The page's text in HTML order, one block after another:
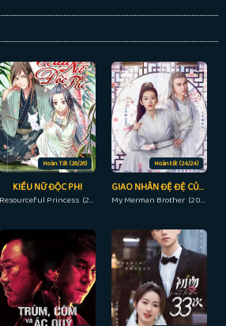
Hoàn Tất (26/26)
KIỀU NỮ ĐỘC PHI
Resourceful Princess (2019)
Hoàn tất (24/24)
GIAO NHÂN ĐỆ ĐỆ CỦA TA
My Merman Brother (2023)